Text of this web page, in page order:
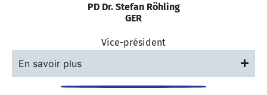
PD Dr. Stefan Röhling
GER
Vice-président
En savoir plus